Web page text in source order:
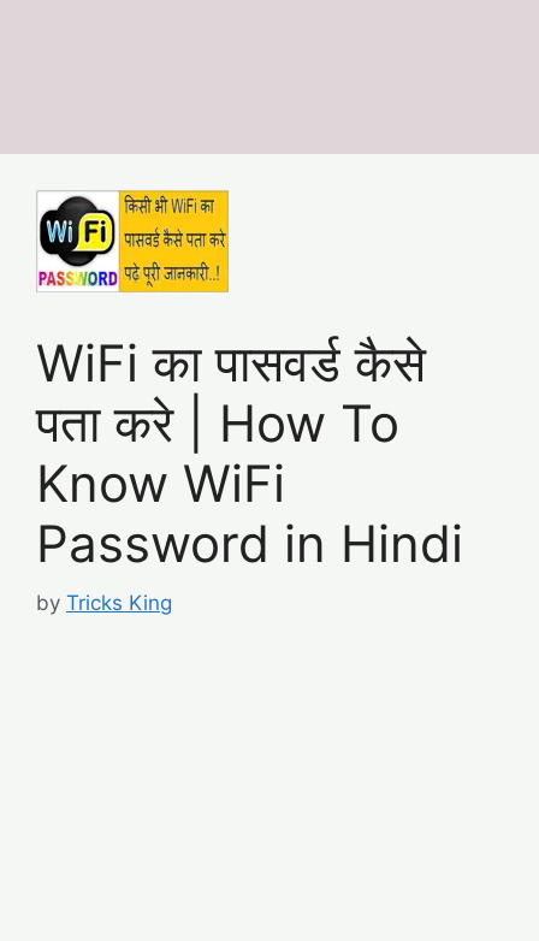
WiFi का पासवर्ड कैसे
पता करे | How To
Know WiFi
Password in Hindi
by Tricks King